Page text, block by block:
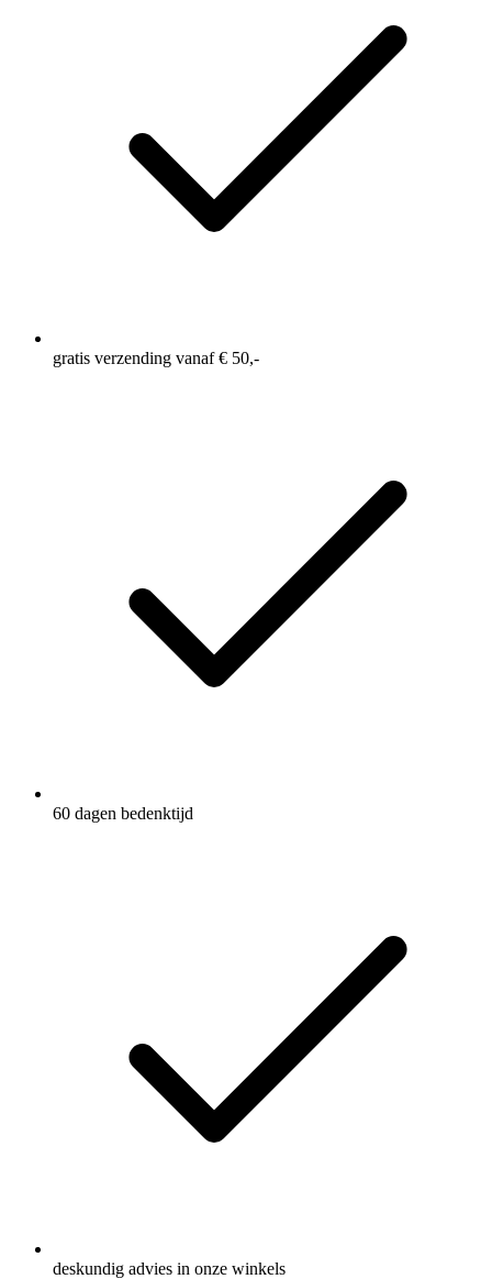
gratis verzending vanaf € 50,-
60 dagen bedenktijd
deskundig advies in onze winkels